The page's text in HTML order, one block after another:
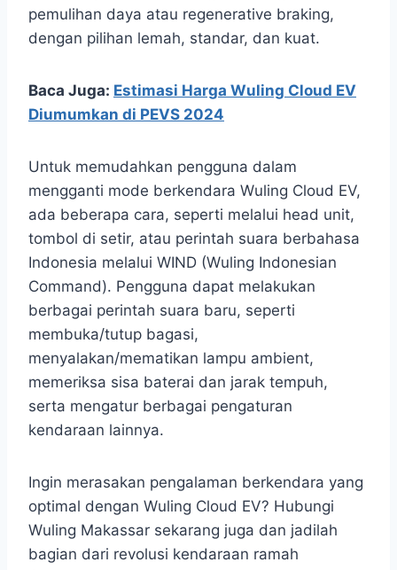
pemulihan daya atau regenerative braking,
dengan pilihan lemah, standar, dan kuat.
Baca Juga: Estimasi Harga Wuling Cloud EV
Diumumkan di PEVS 2024
Untuk memudahkan pengguna dalam
mengganti mode berkendara Wuling Cloud EV,
ada beberapa cara, seperti melalui head unit,
tombol di setir, atau perintah suara berbahasa
Indonesia melalui WIND (Wuling Indonesian
Command). Pengguna dapat melakukan
berbagai perintah suara baru, seperti
membuka/tutup bagasi,
menyalakan/mematikan lampu ambient,
memeriksa sisa baterai dan jarak tempuh,
serta mengatur berbagai pengaturan
kendaraan lainnya.
Ingin merasakan pengalaman berkendara yang
optimal dengan Wuling Cloud EV? Hubungi
Wuling Makassar sekarang juga dan jadilah
bagian dari revolusi kendaraan ramah